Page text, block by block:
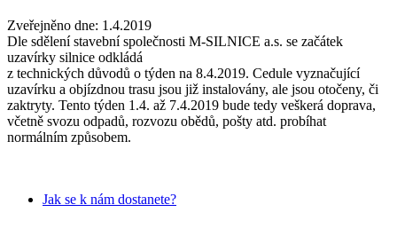
Zveřejněno dne: 1.4.2019
Dle sdělení stavební společnosti M-SILNICE a.s. se začátek
uzavírky silnice odkládá
z technických důvodů o týden na 8.4.2019. Cedule vyznačující
uzavírku a objízdnou trasu jsou již instalovány, ale jsou otočeny, či
zaktryty. Tento týden 1.4. až 7.4.2019 bude tedy veškerá doprava,
včetně svozu odpadů, rozvozu obědů, pošty atd. probíhat
normálním způsobem.
Jak se k nám dostanete?